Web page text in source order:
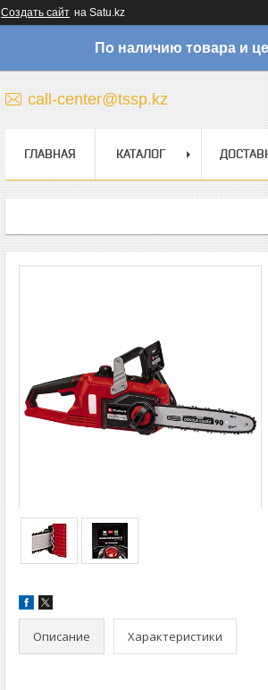
Создать сайт на Satu.kz
По наличию товара и
call-center@tssp.kz
ГЛАВНАЯ КАТАЛОГ
Описание Характеристики